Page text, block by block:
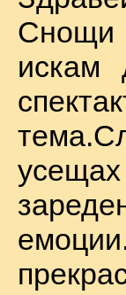
Снощи
искам